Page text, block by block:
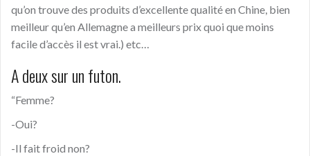
qu’on trouve des produits d’excellente qualité en Chine, bien
meilleur qu’en Allemagne a meilleurs prix quoi que moins
facile d’accès il est vrai.) etc…
A deux sur un futon.
“Femme?
-Oui?
-Il fait froid non?